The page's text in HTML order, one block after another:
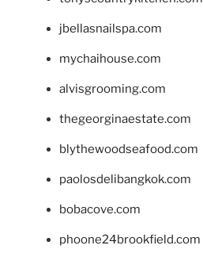
jbellasnailspa.com
mychaihouse.com
alvisgrooming.com
thegeorginaestate.com
blythewoodseafood.com
paolosdelibangkok.com
bobacove.com
phoone24brookfield.com